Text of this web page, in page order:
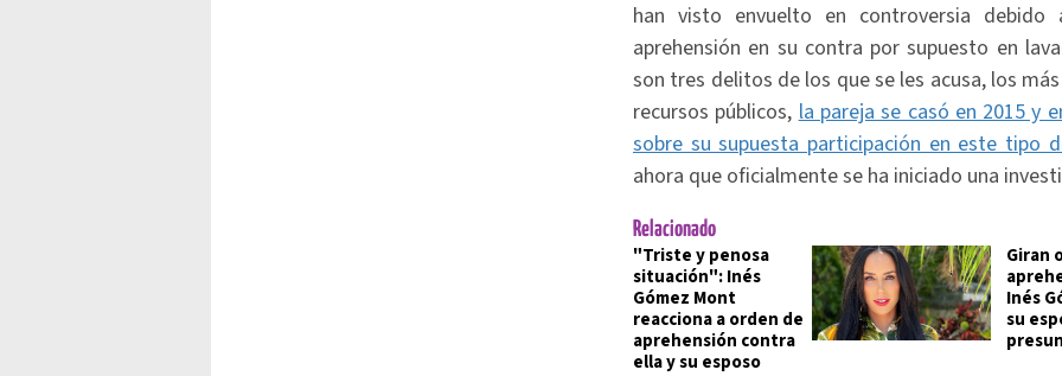
han visto envuelto en controversia
aprehensión en su contra por supuesto en
son tres delitos de los que se les acusa, los
recursos públicos,la pareja se casó en 2015 y
sobre su supuesta participación en este tipo
ahora que oficialmente se ha iniciado una
Relacionado
"Triste y penosa
situación": Inés
Gómez Mont
reacciona a orden de
aprehensión contra
ella y su esposo
Giran
Inés
su